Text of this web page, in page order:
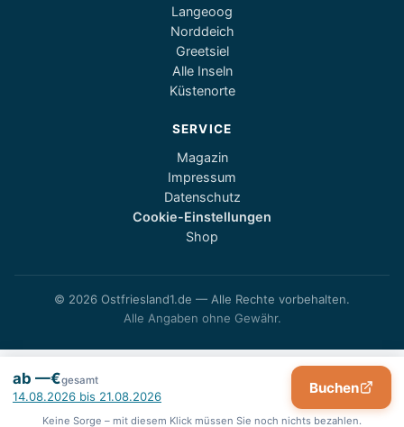
ab —€gesamt Buchen
Keine Sorge – mit diesem Klick müssen Sie noch nichts bezahlen.
Langeoog
Norddeich
Greetsiel
Alle Inseln
Küstenorte
SERVICE
Magazin
Impressum
Datenschutz
Cookie-Einstellungen
Shop
© 2026 Ostfriesland1.de — Alle Rechte vorbehalten.
Alle Angaben ohne Gewähr.